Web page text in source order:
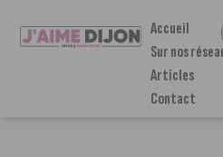
Accueil
Sur nos
Articles
Contact